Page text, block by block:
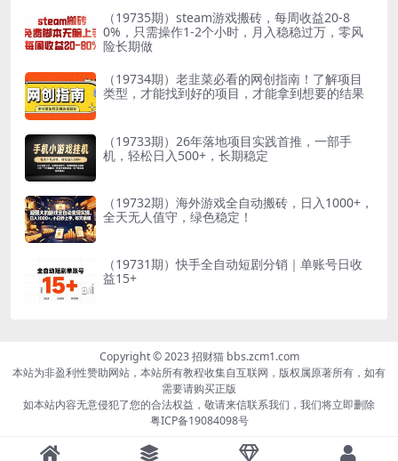
（19735期）steam游戏搬砖，每周收益20-8
0%，只需操作1-2个小时，月入稳稳过万，零风
险长期做
（19734期）老韭菜必看的网创指南！了解项目
类型，才能找到好的项目，才能拿到想要的结果
（19733期）26年落地项目实践首推，一部手
机，轻松日入500+，长期稳定
（19732期）海外游戏全自动搬砖，日入1000+，
全天无人值守，绿色稳定！
（19731期）快手全自动短剧分销｜单账号日收
益15+
Copyright © 2023 招财猫 bbs.zcm1.com
本站为非盈利性赞助网站，本站所有教程收集自互联网，版权属原著所有，如有
需要请购买正版
如本站内容无意侵犯了您的合法权益，敬请来信联系我们，我们将立即删除
粤ICP备19084098号